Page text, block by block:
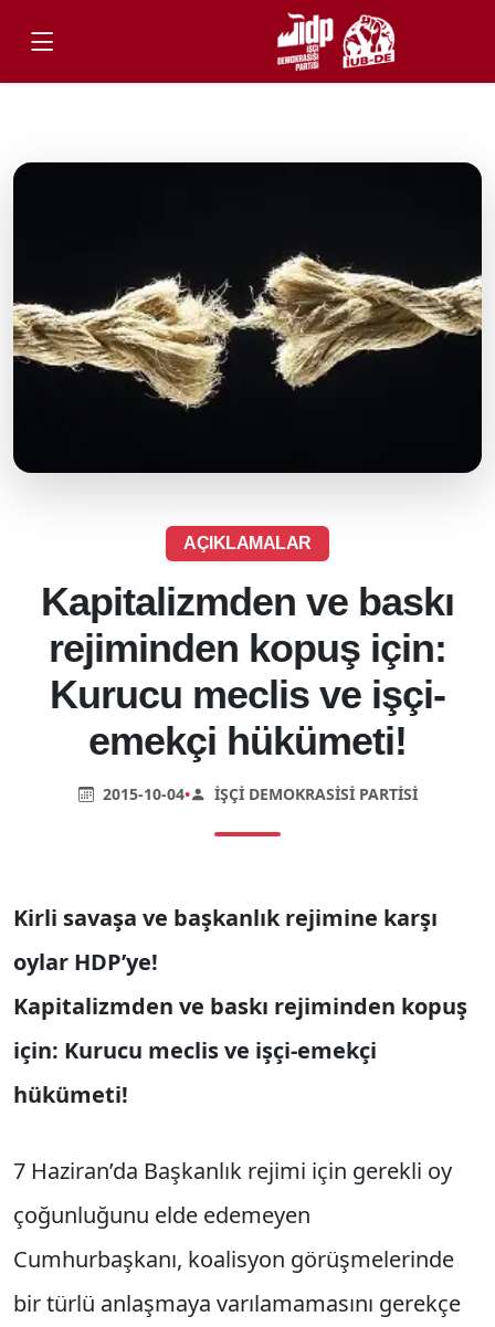
AÇIKLAMALAR
Kapitalizmden ve baskı
rejiminden kopuş için:
Kurucu meclis ve işçi-
emekçi hükümeti!
2015-10-04• İŞÇI DEMOKRASISI PARTISI
Kirli savaşa ve başkanlık rejimine karşı
oylar HDP’ye!
Kapitalizmden ve baskı rejiminden kopuş
için: Kurucu meclis ve işçi-emekçi
hükümeti!
7 Haziran’da Başkanlık rejimi için gerekli oy
çoğunluğunu elde edemeyen
Cumhurbaşkanı, koalisyon görüşmelerinde
bir türlü anlaşmaya varılamamasını gerekçe